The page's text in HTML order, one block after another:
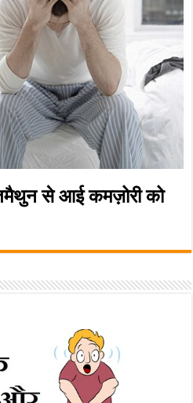
से आई कमज़ोरी को